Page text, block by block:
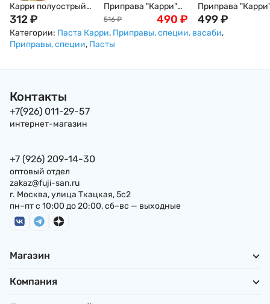
Карри полуострый
S&B японский, 90г,
Япония
312₽
Приправа "Карри"
полуострая, S&B, 8
порций, 144 г
516 ₽ 490 ₽
Приправа
острая, S&B, 10
порций, 188 г
499₽
Категории: Паста Карри, Приправы, специи, васаби,
Приправы, специи, Пасты
Контакты
+7(926) 011-29-57
интернет-магазин
+7 (926) 209-14-30
оптовый отдел
zakaz@fuji-san.ru
г. Москва, улица Ткацкая, 5с2
пн–пт с 10:00 до 20:00, сб–вс — выходные
Магазин
Компания